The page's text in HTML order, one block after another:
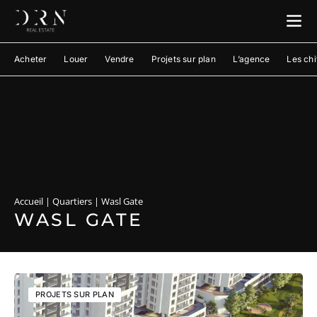
Acheter Louer Vendre Projets sur plan L’agence Les
Accueil | Quartiers | Wasl Gate
WASL GATE
PROJETS SUR PLAN